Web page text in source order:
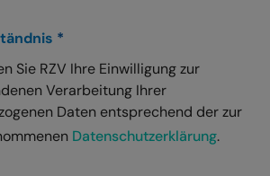
*
Sie RZV Ihre Einwilligung zur
Verarbeitung Ihrer
Daten entsprechend der zur
Datenschutzerklärung.